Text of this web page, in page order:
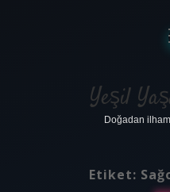
Gizlilik
Yeşil
Doğadan
Etiket: